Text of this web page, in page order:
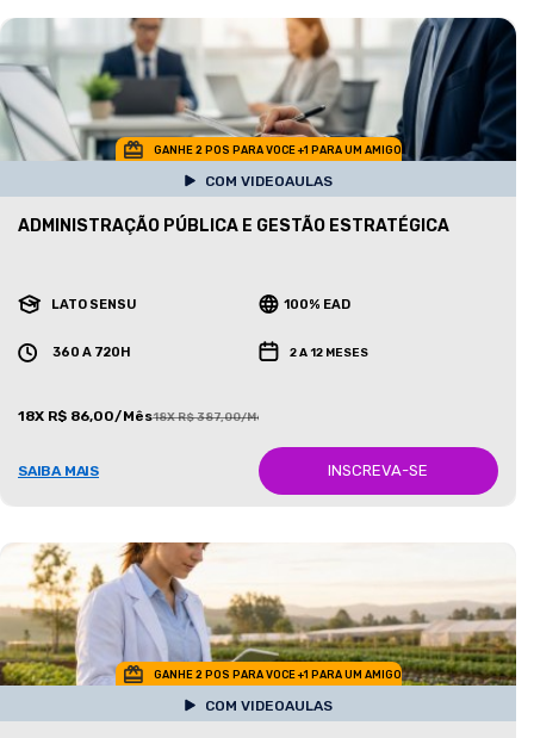
GANHE 2 POS PARA VOCE +1 PARA UM AMIGO
COM VIDEOAULAS
ADMINISTRAÇÃO PÚBLICA E GESTÃO ESTRATÉGICA
LATO SENSU 100% EAD
360 A 720H 2 A 12 MESES
18X R$ 86,00/Mês18X R$ 387,00/Mês
SAIBA MAIS INSCREVA-SE
GANHE 2 POS PARA VOCE +1 PARA UM AMIGO
COM VIDEOAULAS